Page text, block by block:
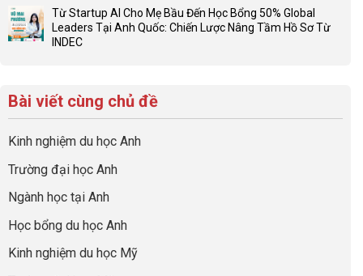
sơ
du
học
nhưng
thiếu
lực”
Làm:
Biến
Giai
Thành
“Bước
Vàng”
Cất
Cánh
Hiểu
đúng
về
Bí
quyết
không
giờ
chọn
sự
bình
luận
ở
hành
trình
tiền
trạm
Anh
quốc
cùng
CEO
INDEC
Từ Startup AI Cho Mẹ Bầu Đến Học Bổng 50% Global
Leaders Tại Anh Quốc: Chiến Lược Nâng Tầm Hồ Sơ Từ
INDEC
luận
Startup
Cho
Bầu
Học
50%
Bài viết cùng chủ đề
Kinh nghiệm du học Anh
Trường đại học Anh
Ngành học tại Anh
Học bổng du học Anh
Kinh nghiệm du học Mỹ